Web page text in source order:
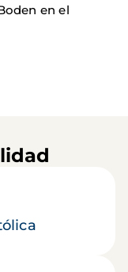
en el